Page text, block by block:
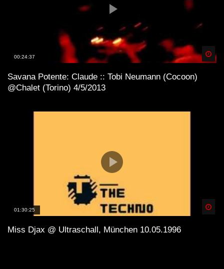
00:24:37
Savana Potente: Claude :: Tobi Neumann (Cocoon)
@Chalet (Torino) 4/5/2013
01:30:25
Miss Djax @ Ultraschall, München 10.05.1996